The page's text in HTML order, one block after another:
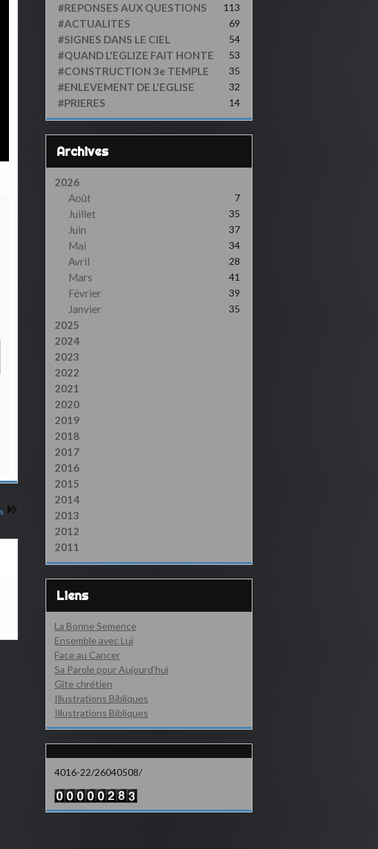
#REPONSES AUX QUESTIONS 113
#ACTUALITES 69
#SIGNES DANS LE CIEL 54
#QUAND L'EGLIZE FAIT HONTE 53
#CONSTRUCTION 3e TEMPLE 35
#ENLEVEMENT DE L'EGLISE 32
#PRIERES 14
Archives
2026
Août
7
Juillet 35
Juin 37
Mai 34
Avril 28
Mars 41
Février 39
Janvier 35
2025
2024
2023
2022
2021
2020
2019
2018
2017
2016
2015
2014
2013
2012
2011
Liens
La Bonne Semence
Ensemble avec Lui
Face au Cancer
Sa Parole pour Aujourd'hui
Gîte chrétien
Illustrations Bibliques
Illustrations Bibliques
4016-22/26040508/